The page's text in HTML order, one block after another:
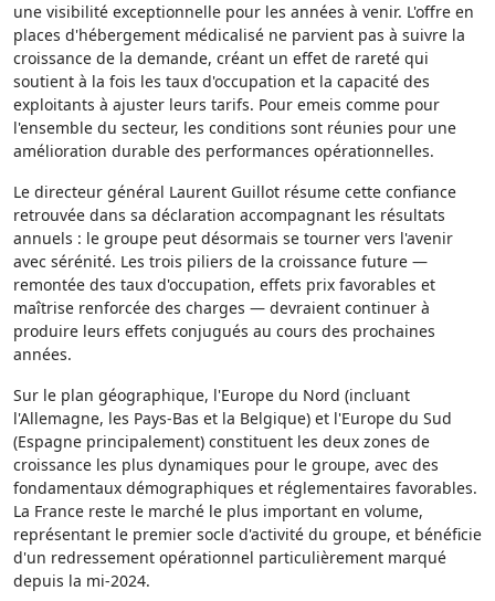
une visibilité exceptionnelle pour les années à venir. L'offre en
places d'hébergement médicalisé ne parvient pas à suivre la
croissance de la demande, créant un effet de rareté qui
soutient à la fois les taux d'occupation et la capacité des
exploitants à ajuster leurs tarifs. Pour emeis comme pour
l'ensemble du secteur, les conditions sont réunies pour une
amélioration durable des performances opérationnelles.
Le directeur général Laurent Guillot résume cette confiance
retrouvée dans sa déclaration accompagnant les résultats
annuels : le groupe peut désormais se tourner vers l'avenir
avec sérénité. Les trois piliers de la croissance future —
remontée des taux d'occupation, effets prix favorables et
maîtrise renforcée des charges — devraient continuer à
produire leurs effets conjugués au cours des prochaines
années.
Sur le plan géographique, l'Europe du Nord (incluant
l'Allemagne, les Pays-Bas et la Belgique) et l'Europe du Sud
(Espagne principalement) constituent les deux zones de
croissance les plus dynamiques pour le groupe, avec des
fondamentaux démographiques et réglementaires favorables.
La France reste le marché le plus important en volume,
représentant le premier socle d'activité du groupe, et bénéficie
d'un redressement opérationnel particulièrement marqué
depuis la mi-2024.